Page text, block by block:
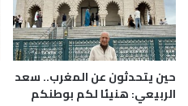
حين يتحدثون عن المغرب.. سعد
الربيعي: هنيئا لكم بوطنكم